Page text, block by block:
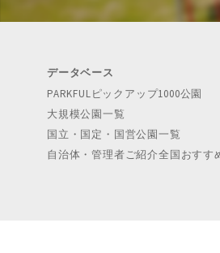
データベース
PARKFULピックアップ1000公園
大規模公園一覧
国立・国定・国営公園一覧
自治体・管理者ご紹介全国おすす